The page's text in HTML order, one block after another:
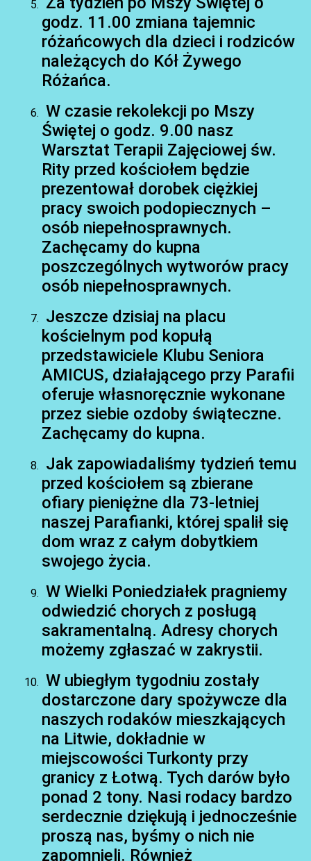
godz. 11.00 zmiana tajemnic
różańcowych dla dzieci i rodziców
należących do Kół Żywego
Różańca.
W czasie rekolekcji po Mszy
Świętej o godz. 9.00 nasz
Warsztat Terapii Zajęciowej św.
Rity przed kościołem będzie
prezentował dorobek ciężkiej
pracy swoich podopiecznych –
osób niepełnosprawnych.
Zachęcamy do kupna
poszczególnych wytworów pracy
osób niepełnosprawnych.
Jeszcze dzisiaj na placu
kościelnym pod kopułą
przedstawiciele Klubu Seniora
AMICUS, działającego przy Parafii
oferuje własnoręcznie wykonane
przez siebie ozdoby świąteczne.
Zachęcamy do kupna.
Jak zapowiadaliśmy tydzień temu
przed kościołem są zbierane
ofiary pieniężne dla 73-letniej
naszej Parafianki, której spalił się
dom wraz z całym dobytkiem
swojego życia.
W Wielki Poniedziałek pragniemy
odwiedzić chorych z posługą
sakramentalną. Adresy chorych
możemy zgłaszać w zakrystii.
W ubiegłym tygodniu zostały
dostarczone dary spożywcze dla
naszych rodaków mieszkających
na Litwie, dokładnie w
miejscowości Turkonty przy
granicy z Łotwą. Tych darów było
ponad 2 tony. Nasi rodacy bardzo
serdecznie dziękują i jednocześnie
proszą nas, byśmy o nich nie
zapomnieli. Również